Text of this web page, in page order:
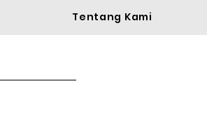
Tentang Kami